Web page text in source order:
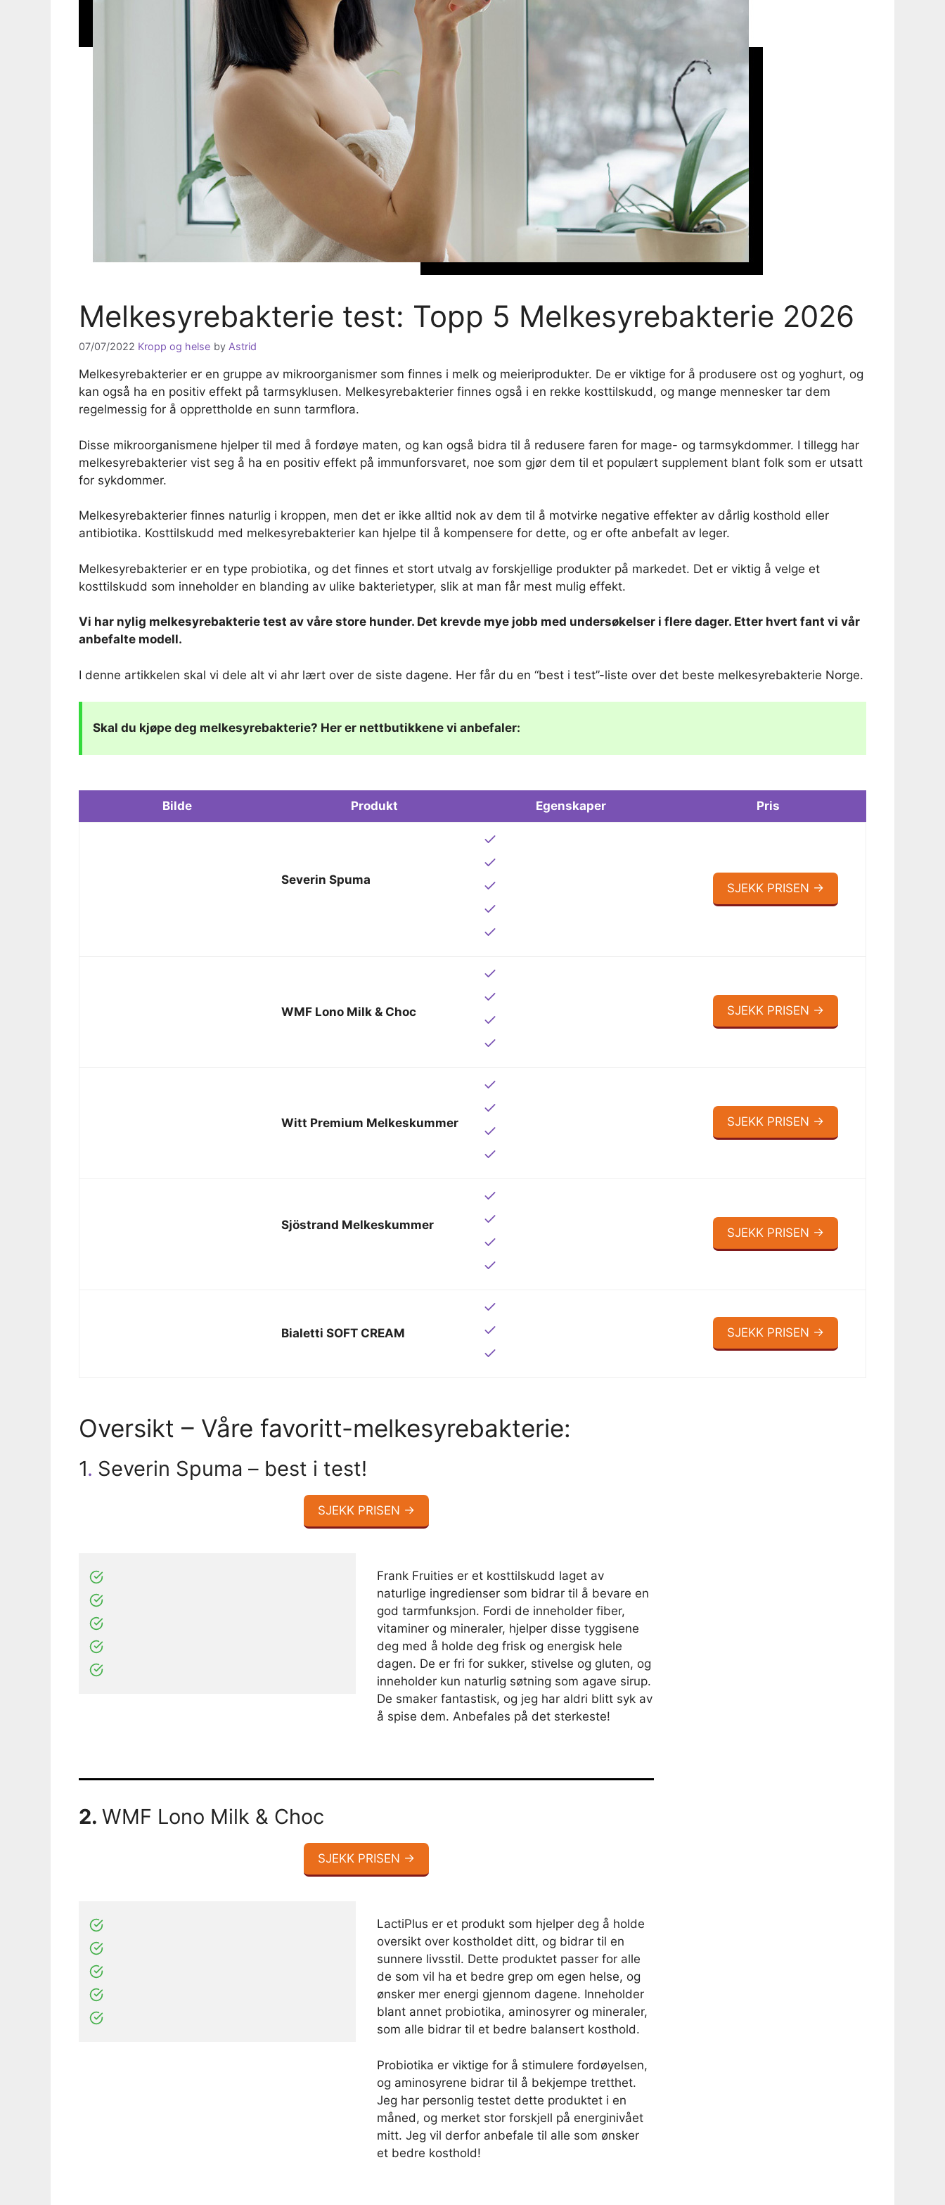
Melkesyrebakterie test: Topp 5 Melkesyrebakterie 2026
07/07/2022 Kropp og helse by Astrid
Melkesyrebakterier er en gruppe av mikroorganismer som finnes i melk og meieriprodukter. De er viktige for å produsere ost og yoghurt, og
kan også ha en positiv effekt på tarmsyklusen. Melkesyrebakterier finnes også i en rekke kosttilskudd, og mange mennesker tar dem
regelmessig for å opprettholde en sunn tarmflora.
Disse mikroorganismene hjelper til med å fordøye maten, og kan også bidra til å redusere faren for mage- og tarmsykdommer. I tillegg har
melkesyrebakterier vist seg å ha en positiv effekt på immunforsvaret, noe som gjør dem til et populært supplement blant folk som er utsatt
for sykdommer.
Melkesyrebakterier finnes naturlig i kroppen, men det er ikke alltid nok av dem til å motvirke negative effekter av dårlig kosthold eller
antibiotika. Kosttilskudd med melkesyrebakterier kan hjelpe til å kompensere for dette, og er ofte anbefalt av leger.
Melkesyrebakterier er en type probiotika, og det finnes et stort utvalg av forskjellige produkter på markedet. Det er viktig å velge et
kosttilskudd som inneholder en blanding av ulike bakterietyper, slik at man får mest mulig effekt.
Vi har nylig melkesyrebakterie test av våre store hunder. Det krevde mye jobb med undersøkelser i flere dager. Etter hvert fant vi vår
anbefalte modell.
I denne artikkelen skal vi dele alt vi ahr lært over de siste dagene. Her får du en “best i test”-liste over det beste melkesyrebakterie Norge.
Skal du kjøpe deg melkesyrebakterie? Her er nettbutikkene vi anbefaler:
Bilde Produkt Egenskaper Pris
Severin Spuma
SJEKK PRISEN →
WMF Lono Milk & Choc SJEKK PRISEN →
Witt Premium Melkeskummer SJEKK PRISEN →
Sjöstrand Melkeskummer
SJEKK PRISEN →
Bialetti SOFT CREAM SJEKK PRISEN →
Oversikt – Våre favoritt-melkesyrebakterie:
1. Severin Spuma – best i test!
SJEKK PRISEN →
Frank Fruities er et kosttilskudd laget av
naturlige ingredienser som bidrar til å bevare en
god tarmfunksjon. Fordi de inneholder fiber,
vitaminer og mineraler, hjelper disse tyggisene
deg med å holde deg frisk og energisk hele
dagen. De er fri for sukker, stivelse og gluten, og
inneholder kun naturlig søtning som agave sirup.
De smaker fantastisk, og jeg har aldri blitt syk av
å spise dem. Anbefales på det sterkeste!
2. WMF Lono Milk & Choc
SJEKK PRISEN →
LactiPlus er et produkt som hjelper deg å holde
oversikt over kostholdet ditt, og bidrar til en
sunnere livsstil. Dette produktet passer for alle
de som vil ha et bedre grep om egen helse, og
ønsker mer energi gjennom dagene. Inneholder
blant annet probiotika, aminosyrer og mineraler,
som alle bidrar til et bedre balansert kosthold.
Probiotika er viktige for å stimulere fordøyelsen,
og aminosyrene bidrar til å bekjempe tretthet.
Jeg har personlig testet dette produktet i en
måned, og merket stor forskjell på energinivået
mitt. Jeg vil derfor anbefale til alle som ønsker
et bedre kosthold!